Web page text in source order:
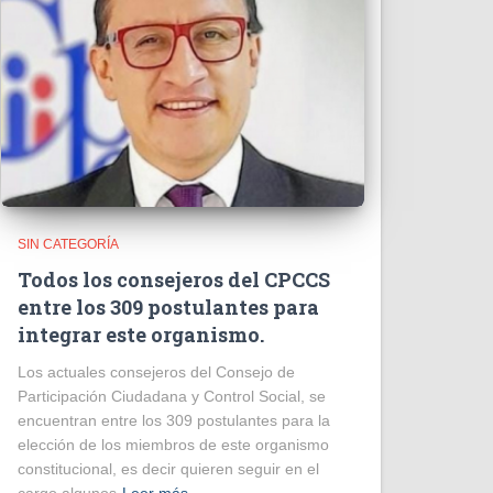
SIN CATEGORÍA
Todos los consejeros del CPCCS
entre los 309 postulantes para
integrar este organismo.
Los actuales consejeros del Consejo de
Participación Ciudadana y Control Social, se
encuentran entre los 309 postulantes para la
elección de los miembros de este organismo
constitucional, es decir quieren seguir en el